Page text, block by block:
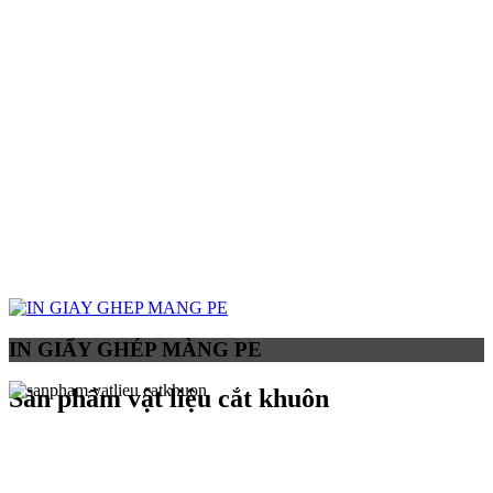
IN GIẤY GHÉP MÀNG PE
Sản phẩm vật liệu cắt khuôn